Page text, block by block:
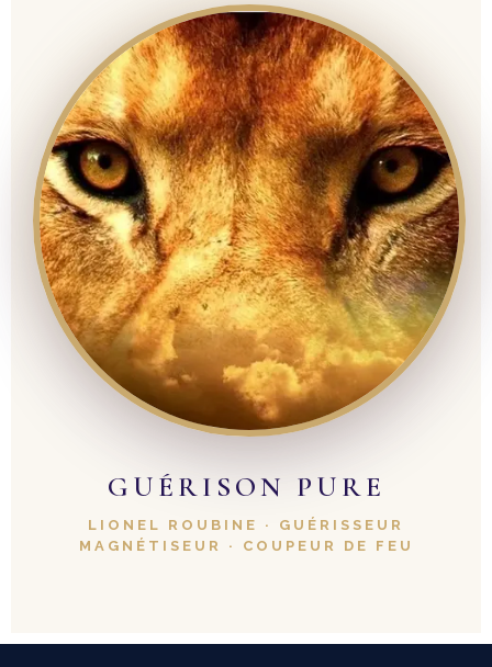
GUÉRISON PURE
LIONEL ROUBINE · GUÉRISSEUR
MAGNÉTISEUR · COUPEUR DE FEU